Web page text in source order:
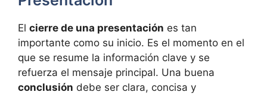
El cierre de una presentación es tan
importante como su inicio. Es el momento en el
que se resume la información clave y se
refuerza el mensaje principal. Una buena
conclusión debe ser clara, concisa y